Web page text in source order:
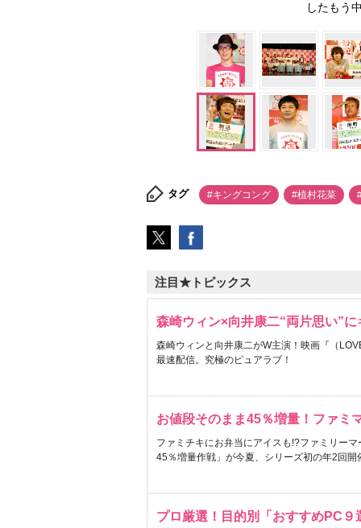
したもう
タグ #キングコング #植村花菜
注目★トピックス
森崎ウィン×向井康二“両片思い”
森崎ウィンと向井康二がW主演！映画『（
最速配信。究極のピュアラブ！
お値段そのまま45％増量！ファミ
ファミチキにお弁当にアイスも!?ファミリー
45％増量作戦」が今夏、シリーズ初の年2回開
プロ厳選！目的別「おすすめPC９